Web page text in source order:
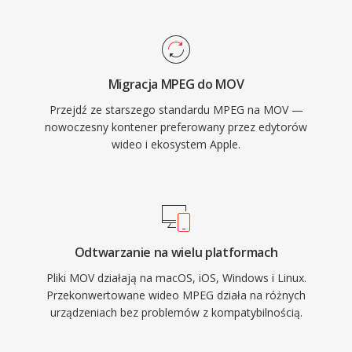
przez praktycznie kazde oprogramowanie
tresciami skompresowanymi w jakosci
docelowej, jak i z materialem produkcyjnym o
wysokiej szybkosci transmisji z jednakowa
sprawnoscia. Precyzyjna obsluga kodu
czasowego i metadanych czyni MOV
szczegolnie cenionym w przepływach
narzedziami produkcyjnymi. MOV jest natywnie
szeroko rozpoznawany przez profesjonalne
oprogramowanie do montazu na wszystkich
systemach operacyjnych, utrzymujac swoja
Migracja MPEG do MOV
Przejdź ze starszego standardu MPEG na MOV —
nowoczesny kontener preferowany przez edytorów
wideo i ekosystem Apple.
Odtwarzanie na wielu platformach
Pliki MOV działają na macOS, iOS, Windows i Linux.
Przekonwertowane wideo MPEG działa na różnych
urządzeniach bez problemów z kompatybilnością.